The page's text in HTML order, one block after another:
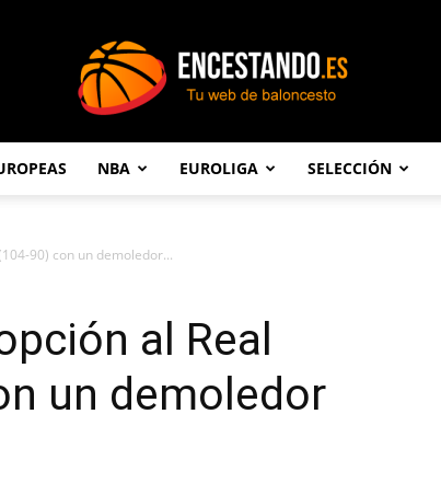
NBA EUROLIGA SELECCIÓN
90) con un demoledor...
al Real
un demoledor